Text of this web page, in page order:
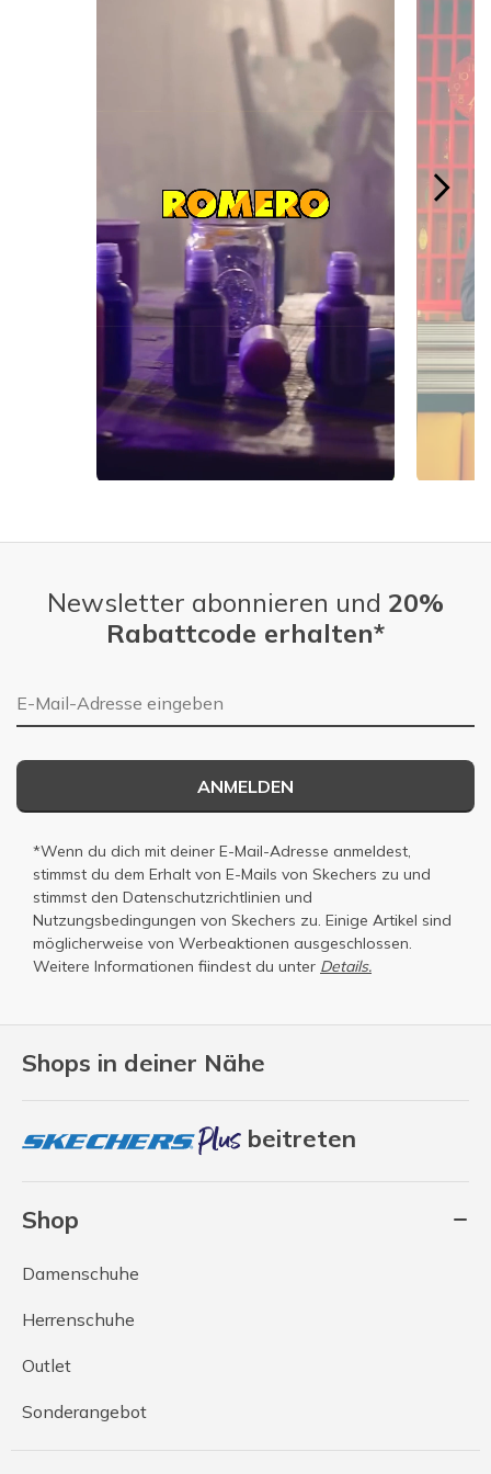
Shops in deiner Nähe
beitreten
Shop
Damenschuhe
Herrenschuhe
Outlet
Sonderangebot
Newsletter abonnieren und 20%
Rabattcode erhalten*
E-Mail-Adresse
ANMELDEN
*Wenn du dich mit deiner E-Mail-Adresse anmeldest,
stimmst du dem Erhalt von E-Mails von Skechers zu und
stimmst den Datenschutzrichtlinien und
Nutzungsbedingungen von Skechers zu. Einige Artikel sind
möglicherweise von Werbeaktionen ausgeschlossen.
Weitere Informationen fiindest du unter Details.